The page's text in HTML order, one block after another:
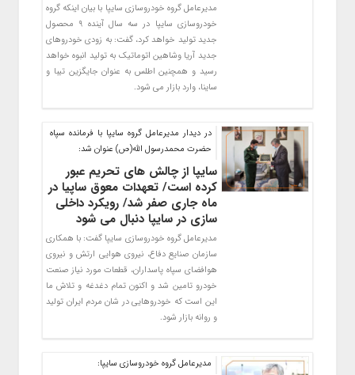
مديرعامل گروه خودروسازي سايپا با بيان اينكه گروه
خودروسازي سايپا در سه سال آينده ۹ محصول
جديد توليد خواهد كرد، گفت: به زودي خودروهاي
جديد آريا وشاهین اتوماتیک به تولید انبوه خواهد
رسید و همچنین اطلس به عنوان جايگزين تيبا و
ساينا، وارد بازار مي شود.
در دیدار مدیرعامل گروه سایپا با فرمانده سپاه
حضرت محمدرسول الله(ص) عنوان شد:
سایپا از چالش های تحریم عبور
کرده است/ تعهدات معوق ساپیا در
ماه جاری صفر شد/ رویکرد داخلی
سازی در سایپا دنبال می شود
مدیرعامل گروه خودروسازی سایپا گفت: با همکاری
سازمان صنایع دفاع، نیروی هوایی ارتش و نیروی
هوافضای سپاه پاسداران، قطعات مورد نیاز صنعت
خودرو تامین شد و اکنون تمام دغدغه و تلاش ما
این است که خودروهایی در شان مردم ایران تولید
و روانه بازار شود.
مديرعامل گروه خودروسازي سايپا: